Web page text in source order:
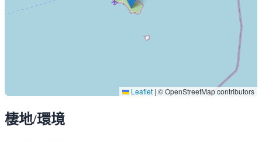
Leaflet | © OpenStreetMap contributors
棲地/環境